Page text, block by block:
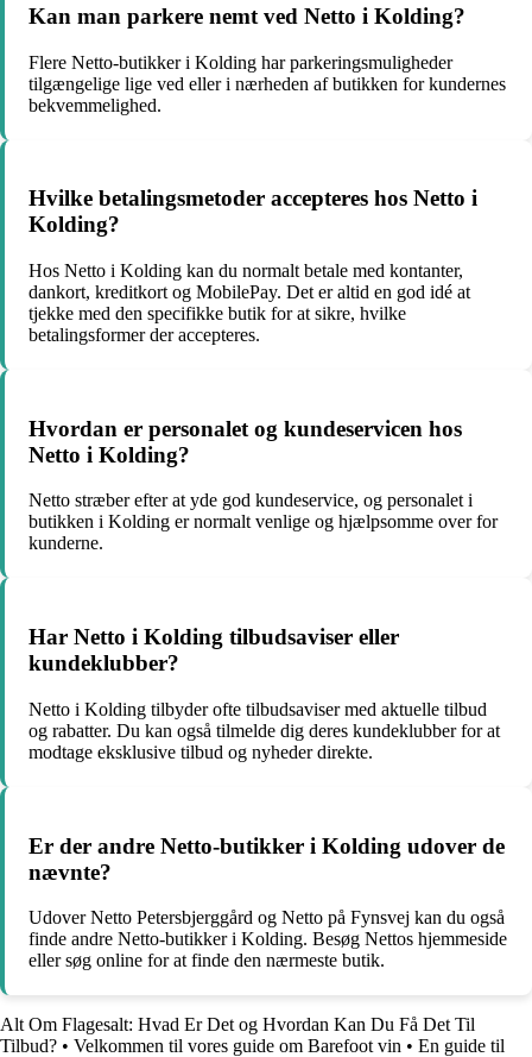
Kan man parkere nemt ved Netto i Kolding?
Flere Netto-butikker i Kolding har parkeringsmuligheder
tilgængelige lige ved eller i nærheden af butikken for kundernes
bekvemmelighed.
Hvilke betalingsmetoder accepteres hos Netto i
Kolding?
Hos Netto i Kolding kan du normalt betale med kontanter,
dankort, kreditkort og MobilePay. Det er altid en god idé at
tjekke med den specifikke butik for at sikre, hvilke
betalingsformer der accepteres.
Hvordan er personalet og kundeservicen hos
Netto i Kolding?
Netto stræber efter at yde god kundeservice, og personalet i
butikken i Kolding er normalt venlige og hjælpsomme over for
kunderne.
Har Netto i Kolding tilbudsaviser eller
kundeklubber?
Netto i Kolding tilbyder ofte tilbudsaviser med aktuelle tilbud
og rabatter. Du kan også tilmelde dig deres kundeklubber for at
modtage eksklusive tilbud og nyheder direkte.
Er der andre Netto-butikker i Kolding udover de
nævnte?
Udover Netto Petersbjerggård og Netto på Fynsvej kan du også
finde andre Netto-butikker i Kolding. Besøg Nettos hjemmeside
eller søg online for at finde den nærmeste butik.
Alt Om Flagesalt: Hvad Er Det og Hvordan Kan Du Få Det Til
Tilbud? • Velkommen til vores guide om Barefoot vin • En guide til